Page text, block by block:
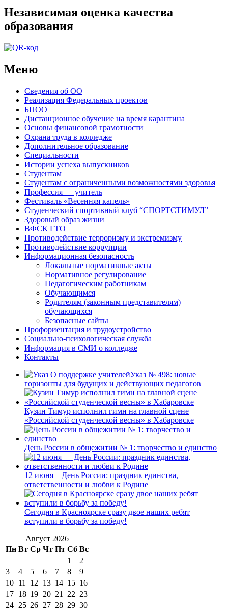
Независимая оценка качества
образования
Меню
Сведения об ОО
Реализация Федеральных проектов
БПОО
Дистанционное обучение на время карантина
Основы финансовой грамотности
Охрана труда в колледже
Дополнительное образование
Специальности
Истории успеха выпускников
Студентам
Студентам с ограниченными возможностями здоровья
Профессия — учитель
Фестиваль «Весенняя капель»
Студенческий спортивный клуб “СПОРТСТИМУЛ”
Здоровый образ жизни
ВФСК ГТО
Противодействие терроризму и экстремизму
Противодействие коррупции
Информационная безопасность
Локальные нормативные акты
Нормативное регулирование
Педагогическим работникам
Обучающимся
Родителям (законным представителям)
обучающихся
Безопасные сайты
Профориентация и трудоустройство
Социально-психологическая служба
Информация в СМИ о колледже
Контакты
Указ № 498: новые
горизонты для будущих и действующих педагогов
Кузин Тимур исполнил гимн на главной сцене
«Российской студенческой весны» в Хабаровске
День России в общежитии № 1: творчество и единство
12 июня – День России: праздник единства,
ответственности и любви к Родине
Сегодня в Красноярске сразу двое наших ребят
вступили в борьбу за победу!
Август 2026
Пн Вт Ср Чт Пт Сб Вс
1
2
3
4 5 6 7 8
9
10 11 12 13 14 15 16
17 18 19 20 21 22 23
24 25 26 27 28 29 30